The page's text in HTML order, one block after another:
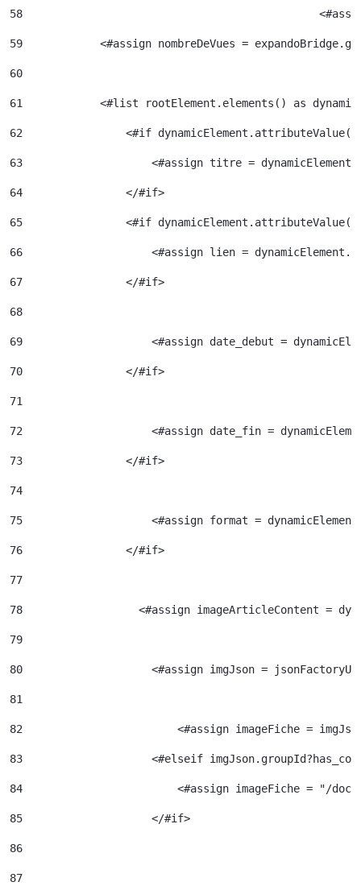
58
59
<#assign nombreDeVues =
60
61
<#list rootElement.elements() as
62
<#if
63
<#assign titre =
64
                </#if>
65
<#if
66
<#assign lien =
67
                </#if>
68
69
<#assign date_debut =
70
                </#if>
71
72
<#assign date_fin =
73
                </#if>
74
75
<#assign format =
76
                </#if>
77
78
<#assign imageArticleContent =
79
80
<#assign imgJson =
81
82
<#assign imageFiche =
83
<#elseif
84
<#assign
85
                    </#if>
86
87